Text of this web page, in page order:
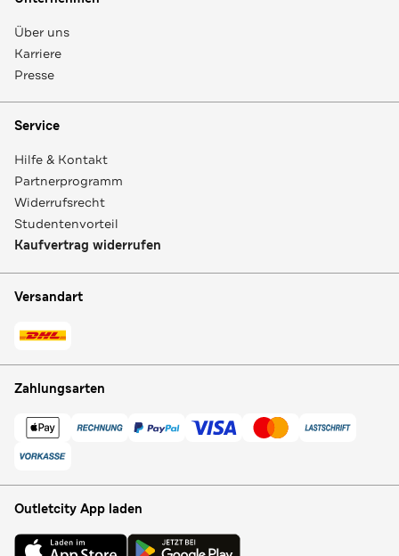
Über uns
Karriere
Presse
Service
Hilfe & Kontakt
Partnerprogramm
Widerrufsrecht
Studentenvorteil
Kaufvertrag widerrufen
Versandart
Zahlungsarten
Outletcity App laden